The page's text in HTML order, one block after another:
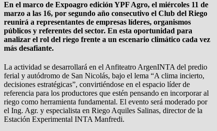
En el marco de Expoagro edición YPF Agro, el miércoles 11 de
marzo a las 16, por segundo año consecutivo el Club del Riego
reunirá a representantes de empresas líderes, organismos
públicos y referentes del sector. En esta oportunidad para
analizar el rol del riego frente a un escenario climático cada vez
más desafiante.
La actividad se desarrollará en el Anfiteatro ArgenINTA del predio
ferial y autódromo de San Nicolás, bajo el lema “A clima incierto,
decisiones estratégicas”, convirtiéndose en el espacio líder de
referencia para los productores que estén pensando en incorporar al
riego como herramienta fundamental. El evento será moderado por
el Ing. Agr. y especialista en Riego Aquiles Salinas, director de la
Estación Experimental INTA Manfredi.